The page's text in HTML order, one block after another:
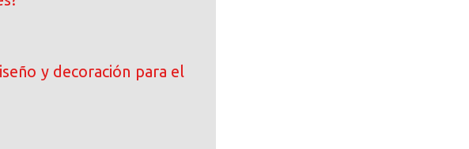
y decoración para el